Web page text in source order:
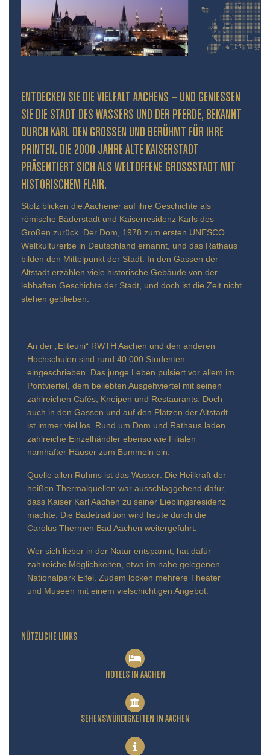
ENTDECKEN SIE DIE VIELFALT AACHENS – UND GENIESSEN S
IE DIE STADT DES WASSERS UND DER PFERDE, BEKANNT D
URCH KARL DEN GROSSEN UND BERÜHMT FÜR IHRE PR
INTEN. DIE 2000 JAHRE ALTE KAISERSTADT PR
ÄSENTIERT SICH ALS WELTOFFENE GROSSSTADT MIT HIS
TORISCHEM FLAIR.
Stolz blicken die Aachener auf ihre Geschichte als
römische Bäderstadt und Kaiserresidenz Karls des
Großen zurück. Der Dom, 1978 zum ersten UNESCO
Weltkulturerbe in Deutschland ernannt, und das Rathaus
bilden den Mittelpunkt der Stadt. In den Gassen der
Altstadt erzählen viele historische Gebäude von der
lebhaften Geschichte der Stadt, und doch ist die Zeit nicht
stehen geblieben.
An der „Eliteuni“ RWTH Aachen und den anderen
Hochschulen sind rund 40.000 Studenten
eingeschrieben. Das junge Leben pulsiert vor allem im
Pontviertel, dem beliebten Ausgehviertel mit seinen
zahlreichen Cafés, Kneipen und Restaurants. Doch
auch in den Gassen und auf den Plätzen der Altstadt
ist immer viel los. Rund um Dom und Rathaus laden
zahlreiche Einzelhändler ebenso wie Filialen
namhafter Häuser zum Bummeln ein.
Quelle allen Ruhms ist das Wasser: Die Heilkraft der
heißen Thermalquellen war ausschlaggebend dafür,
dass Kaiser Karl Aachen zu seiner Lieblingsresidenz
machte. Die Badetradition wird heute durch die
Carolus Thermen Bad Aachen weitergeführt.
Wer sich lieber in der Natur entspannt, hat dafür
zahlreiche Möglichkeiten, etwa im nahe gelegenen
Nationalpark Eifel. Zudem locken mehrere Theater
und Museen mit einem vielschichtigen Angebot.
NÜTZLICHE LINKS
HOTELS IN AACHEN
SEHENSWÜRDIGKEITEN IN AACHEN